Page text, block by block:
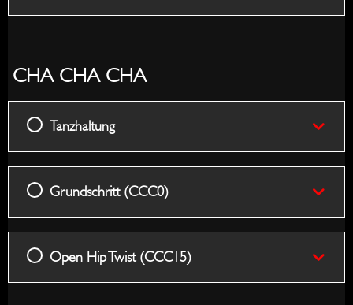
CHA CHA CHA
Tanzhaltung
Grundschritt (CCC0)
Open Hip Twist (CCC15)